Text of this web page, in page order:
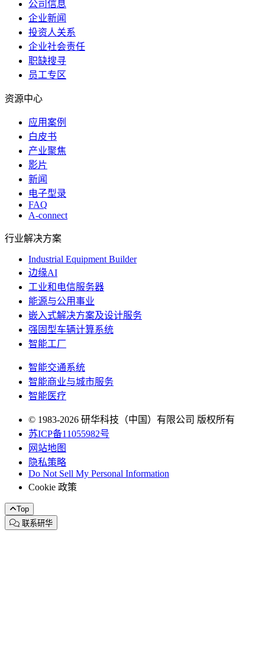
公司信息
企业新闻
投资人关系
企业社会责任
职缺搜寻
员工专区
资源中心
应用案例
白皮书
产业聚焦
影片
新闻
电子型录
FAQ
A-connect
行业解决方案
Industrial Equipment Builder
边缘AI
工业和电信服务器
能源与公用事业
嵌入式解决方案及设计服务
强固型车辆计算系统
智能工厂
智能交通系统
智能商业与城市服务
智能医疗
© 1983-2026 研华科技（中国）有限公司 版权所有
苏ICP备11055982号
网站地图
隐私策略
Do Not Sell My Personal Information
Cookie 政策
Top
联系研华